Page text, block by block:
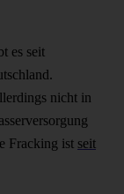
es seit
nicht in
Fracking ist seit